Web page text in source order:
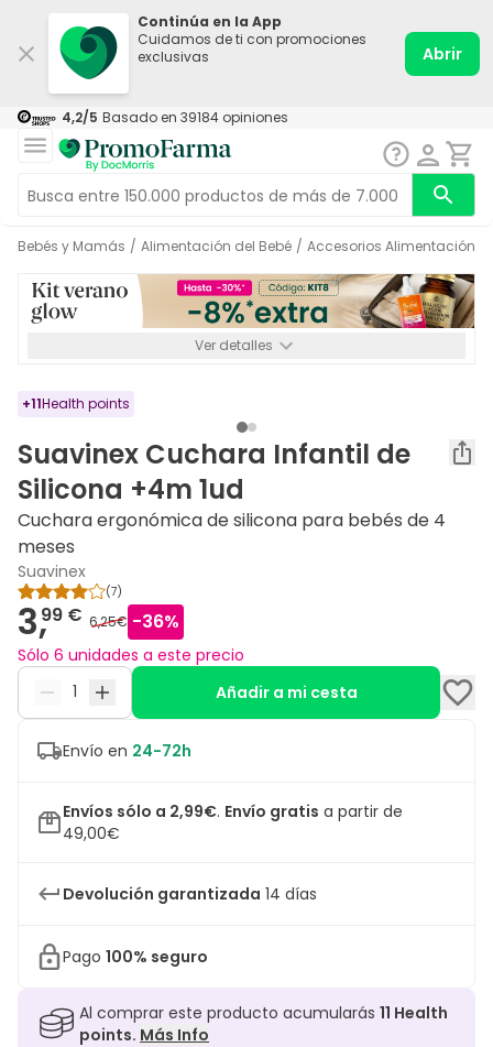
Continúa en la App
Cuidamos de ti con promociones
exclusivas
Abrir
4,2/5 Basado en 39184 opiniones
Bebés y Mamás / Alimentación del Bebé / Accesorios Alimentación
Ver detalles
+11Health points
Suavinex Cuchara Infantil de
Silicona +4m 1ud
Cuchara ergonómica de silicona para bebés de 4
meses
Suavinex
(7)
3,99 € 6,25€ -36%
Sólo 6 unidades a este precio
Añadir a mi cesta
Envío en 24-72h
Envíos sólo a 2,99€. Envío gratis a partir de
49,00€
Devolución garantizada 14 días
Pago 100% seguro
Al comprar este producto acumularás 11 Health
points. Más Info